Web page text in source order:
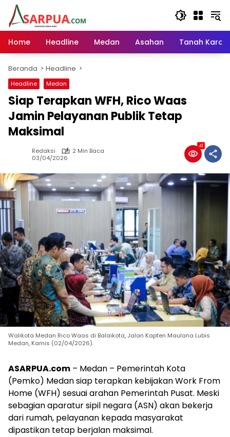
Langsung
konten
Home
Headline Medan Asahan Tanah Karo
Beranda Headline
Headline Medan
Siap Terapkan WFH, Rico Waas
Jamin Pelayanan Publik Tetap
Maksimal
Redaksi
2 Min Baca
03/04/2026
41
Walikota Medan Rico Waas di Balaikota, Jalan Kapten Maulana Lubis
Medan, Kamis (02/04/2026).
ASARPUA.com – Medan – Pemerintah Kota
(Pemko) Medan siap terapkan kebijakan Work From
Home (WFH) sesuai arahan Pemerintah Pusat. Meski
sebagian aparatur sipil negara (ASN) akan bekerja
dari rumah, pelayanan kepada masyarakat
dipastikan tetap berjalan maksimal.